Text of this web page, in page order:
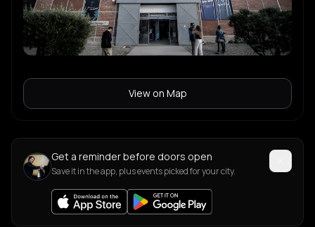
View on Map
Get a reminder before doors open
Save it in the app, plus events picked for your city.